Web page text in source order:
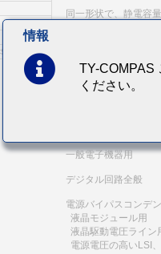
同一形状で、静電容
等価直列抵抗(ESR)
一般電子機器用
デジタル回路全般
電源バイパスコンデ
液晶モジュール用
液晶駆動電圧ライン
電源電圧の高いLSI
情報
TY-COMPAS
ください。